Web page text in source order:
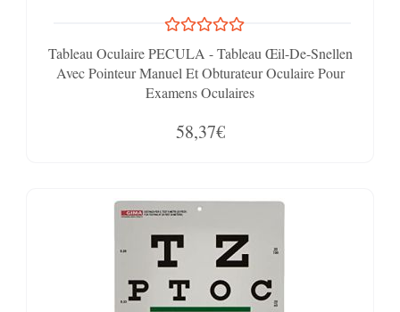
Tableau Oculaire PECULA - Tableau Œil-De-Snellen
Avec Pointeur Manuel Et Obturateur Oculaire Pour
Examens Oculaires
58,37€